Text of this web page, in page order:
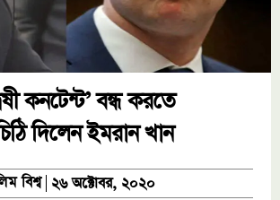
কনটেন্ট’ বন্ধ করতে
দিলেন ইমরান খান
বিশ্ব ২৬ অক্টোবর, ২০২০